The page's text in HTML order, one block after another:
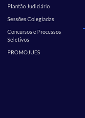
Plantão Judiciário
Sessões Colegiadas
Concursos e Processos
Seletivos
PROMOJUES